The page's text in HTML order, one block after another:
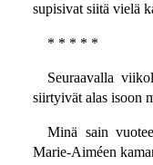
supisivat siitä vielä
* * * * *
Seuraavalla
siirtyivät alas isoon
Minä sain
Marie-Aiméen